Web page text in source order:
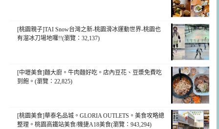
[桃園親子]TAI Snow台灣之新-桃園滑冰運動世界-桃園也
有溜冰刀場地囉!!(瀏覽：32,137)
[中壢美食]麵大廚。牛肉麵好吃。店內豆花、豆漿免費吃
到飽。(瀏覽：22,825)
[桃園美食]華泰名品城。GLORIA OUTLETS。美食攻略總
整理。桃園高鐵站美食/機捷A18美食(瀏覽：943,294)